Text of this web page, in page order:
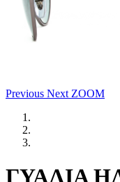
Previous Next ZOOM
ΓΥΑΛΙΑ